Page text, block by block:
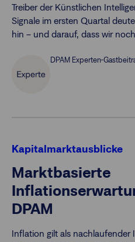
Treiber der Künstlichen
Signale im ersten Quartal
hin – und darauf, dass wir
DPAM Experten-
Kapitalmarktausblicke
Marktbasierte
DPAM
Inflation gilt als nachlaufender